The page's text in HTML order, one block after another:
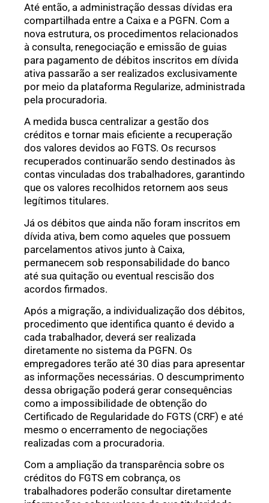
Até então, a administração dessas dívidas era
compartilhada entre a Caixa e a PGFN. Com a
nova estrutura, os procedimentos relacionados
à consulta, renegociação e emissão de guias
para pagamento de débitos inscritos em dívida
ativa passarão a ser realizados exclusivamente
por meio da plataforma Regularize, administrada
pela procuradoria.
A medida busca centralizar a gestão dos
créditos e tornar mais eficiente a recuperação
dos valores devidos ao FGTS. Os recursos
recuperados continuarão sendo destinados às
contas vinculadas dos trabalhadores, garantindo
que os valores recolhidos retornem aos seus
legítimos titulares.
Já os débitos que ainda não foram inscritos em
dívida ativa, bem como aqueles que possuem
parcelamentos ativos junto à Caixa,
permanecem sob responsabilidade do banco
até sua quitação ou eventual rescisão dos
acordos firmados.
Após a migração, a individualização dos débitos,
procedimento que identifica quanto é devido a
cada trabalhador, deverá ser realizada
diretamente no sistema da PGFN. Os
empregadores terão até 30 dias para apresentar
as informações necessárias. O descumprimento
dessa obrigação poderá gerar consequências
como a impossibilidade de obtenção do
Certificado de Regularidade do FGTS (CRF) e até
mesmo o encerramento de negociações
realizadas com a procuradoria.
Com a ampliação da transparência sobre os
créditos do FGTS em cobrança, os
trabalhadores poderão consultar diretamente